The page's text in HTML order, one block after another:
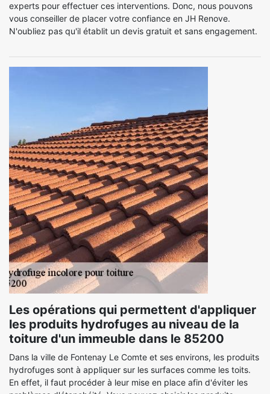
experts pour effectuer ces interventions. Donc, nous pouvons
vous conseiller de placer votre confiance en JH Renove.
N'oubliez pas qu'il établit un devis gratuit et sans engagement.
Les opérations qui permettent d'appliquer
les produits hydrofuges au niveau de la
toiture d'un immeuble dans le 85200
Dans la ville de Fontenay Le Comte et ses environs, les produits
hydrofuges sont à appliquer sur les surfaces comme les toits.
En effet, il faut procéder à leur mise en place afin d'éviter les